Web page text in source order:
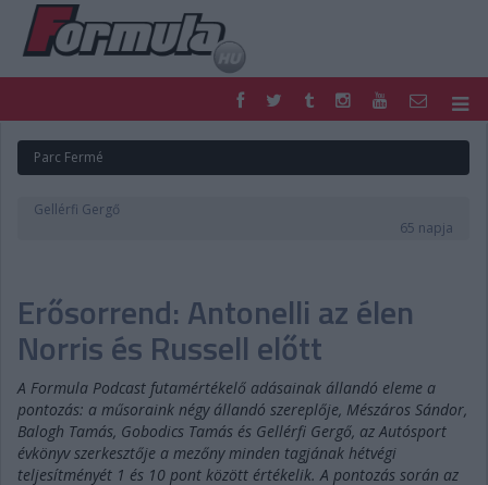
FORMULA
MOTOR
NEMZETKÖZI
DIGITÁLIS MAGAZIN
PONTÁLLÁSOK
VERSENYNAPTÁRAK
Parc Fermé
Gellérfi Gergő
65 napja
Erősorrend: Antonelli az élen
Norris és Russell előtt
A Formula Podcast futamértékelő adásainak állandó eleme a
pontozás: a műsoraink négy állandó szereplője, Mészáros Sándor,
Balogh Tamás, Gobodics Tamás és Gellérfi Gergő, az Autósport
évkönyv szerkesztője a mezőny minden tagjának hétvégi
teljesítményét 1 és 10 pont között értékelik. A pontozás során az